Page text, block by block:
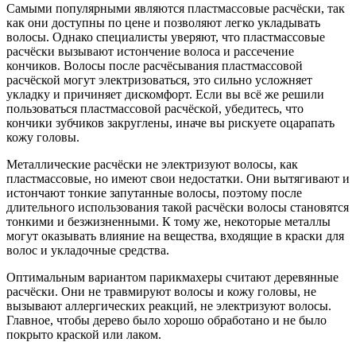
Самыми популярными являются пластмассовые расчёски, так
как они доступны по цене и позволяют легко укладывать
волосы. Однако специалисты уверяют, что пластмассовые
расчёски вызывают истончение волоса и рассечение
кончиков. Волосы после расчёсывания пластмассовой
расчёской могут электризоваться, это сильно усложняет
укладку и причиняет дискомфорт. Если вы всё же решили
пользоваться пластмассовой расчёской, убедитесь, что
кончики зубчиков закруглены, иначе вы рискуете оцарапать
кожу головы.
Металлические расчёски не электризуют волосы, как
пластмассовые, но имеют свои недостатки. Они вытягивают и
истончают тонкие запутанные волосы, поэтому после
длительного использования такой расчёски волосы становятся
тонкими и безжизненными. К тому же, некоторые металлы
могут оказывать влияние на вещества, входящие в краски для
волос и укладочные средства.
Оптимальным вариантом парикмахеры считают деревянные
расчёски. Они не травмируют волосы и кожу головы, не
вызывают аллергических реакций, не электризуют волосы.
Главное, чтобы дерево было хорошо обработано и не было
покрыто краской или лаком.